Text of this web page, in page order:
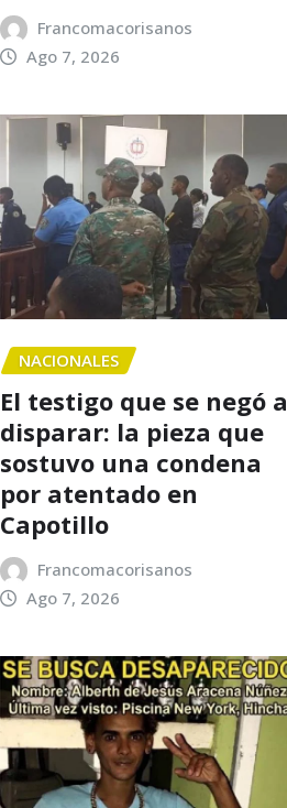
Francomacorisanos
Ago 7, 2026
NACIONALES
El testigo que se negó a
disparar: la pieza que
sostuvo una condena
por atentado en
Capotillo
Francomacorisanos
Ago 7, 2026